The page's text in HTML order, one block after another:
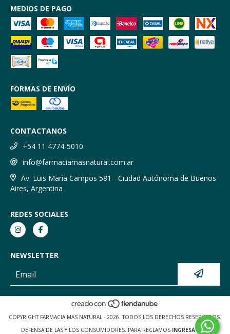
MEDIOS DE PAGO
FORMAS DE ENVÍO
CONTACTANOS
+54 11 4774-5010
info@farmaciamasnatural.com.ar
Av. Luis María Campos 581 - Ciudad Autónoma de Buenos
Aires, Argentina
REDES SOCIALES
NEWSLETTER
COPYRIGHT FARMACIA MAS NATURAL - 2026. TODOS LOS DERECHOS RESERVADOS.
DEFENSA DE LAS Y LOS CONSUMIDORES. PARA RECLAMOS INGRESÁ ACÁ.